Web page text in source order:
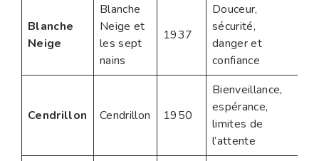
Blanche
Neige
Blanche
Neige et
les sept
nains
1937
Douceur,
sécurité,
danger et
confiance
Cendrillon Cendrillon 1950
Bienveillance,
espérance,
limites de
l’attente